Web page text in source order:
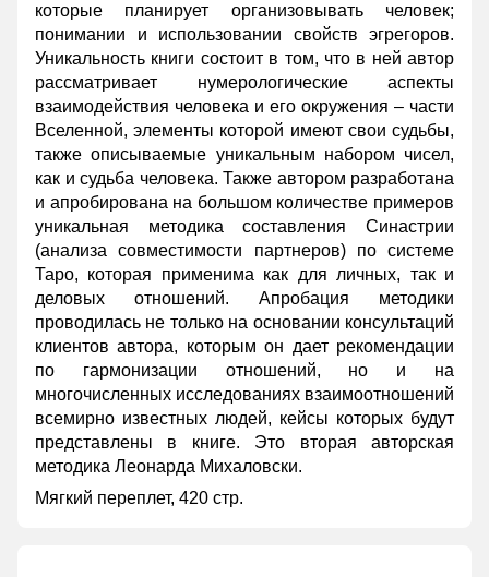
которые планирует организовывать человек;
понимании и использовании свойств эгрегоров.
Уникальность книги состоит в том, что в ней автор
рассматривает нумерологические аспекты
взаимодействия человека и его окружения – части
Вселенной, элементы которой имеют свои судьбы,
также описываемые уникальным набором чисел,
как и судьба человека. Также автором разработана
и апробирована на большом количестве примеров
уникальная методика составления Синастрии
(анализа совместимости партнеров) по системе
Таро, которая применима как для личных, так и
деловых отношений. Апробация методики
проводилась не только на основании консультаций
клиентов автора, которым он дает рекомендации
по гармонизации отношений, но и на
многочисленных исследованиях взаимоотношений
всемирно известных людей, кейсы которых будут
представлены в книге. Это вторая авторская
методика Леонарда Михаловски.
Мягкий переплет, 420 стр.